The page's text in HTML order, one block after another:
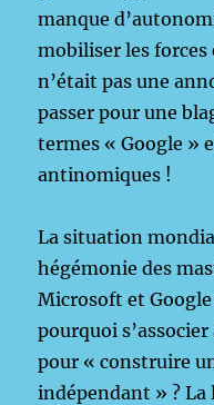
manque
mobiliser les forces
n’était pas une
passer pour une
termes « Google »
antinomiques !
La situation
hégémonie des
Microsoft et
pourquoi
pour « construire
indépendant » ? La